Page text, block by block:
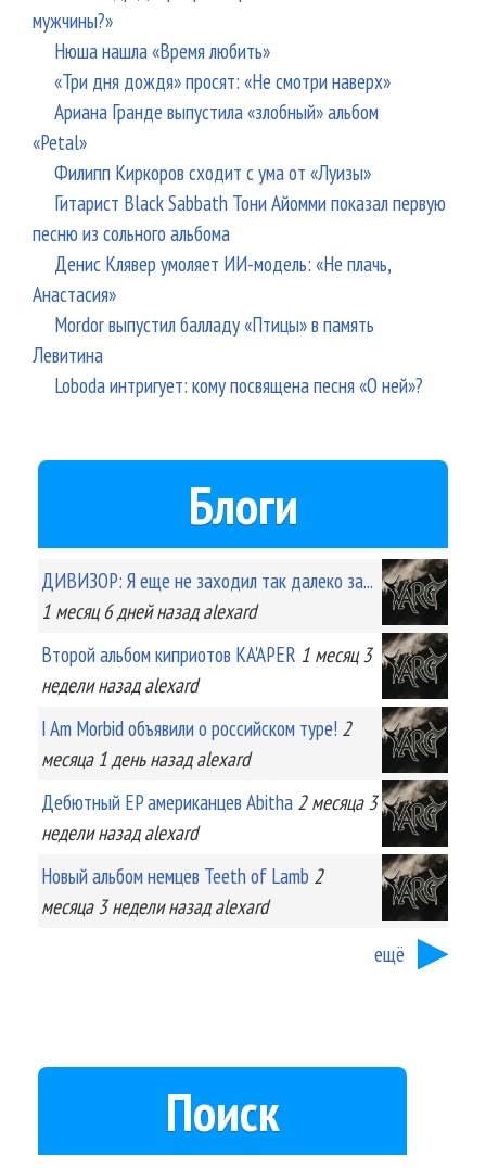
мужчины?»
Нюша нашла «Время любить»
«Три дня дождя» просят: «Не смотри наверх»
Ариана Гранде выпустила «злобный» альбом
«Petal»
Филипп Киркоров сходит с ума от «Луизы»
Гитарист Black Sabbath Тони Айомми показал первую
песню из сольного альбома
Денис Клявер умоляет ИИ-модель: «Не плачь,
Анастасия»
Mordor выпустил балладу «Птицы» в память
Левитина
Loboda интригует: кому посвящена песня «О ней»?
Блоги
ДИВИЗОР: Я еще не заходил так далеко за...
1 месяц 6 днейназад alexard
Второй альбом киприотов KA'APER 1 месяц 3
неделиназад alexard
I Am Morbid объявили о российском туре! 2
месяца 1 деньназад alexard
Дебютный EP американцев Abitha 2 месяца 3
неделиназад alexard
Новый альбом немцев Teeth of Lamb 2
месяца 3 неделиназад alexard
ещё
Поиск